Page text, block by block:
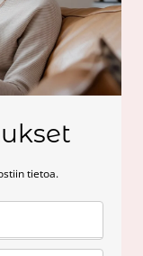
tietoa.